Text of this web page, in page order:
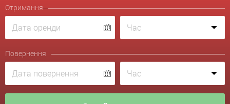
Отримання
Повернення